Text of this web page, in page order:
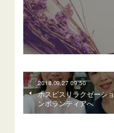
2018.09.27 09:50
ホスピスリラクゼーショ
ンボランティアへ